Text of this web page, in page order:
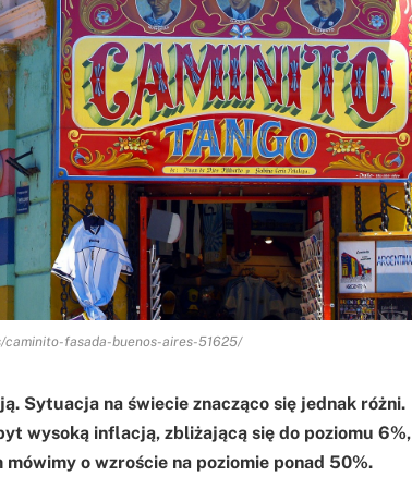
fasada-buenos-aires-51625/
Sytuacja na świecie znacząco się jednak różni.
wysoką inflacją, zbliżającą się do poziomu 6%,
o wzroście na poziomie ponad 50%.